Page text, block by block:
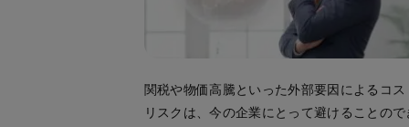
関税や物価高騰といった外部要因によるコス
リスクは、今の企業にとって避けることので